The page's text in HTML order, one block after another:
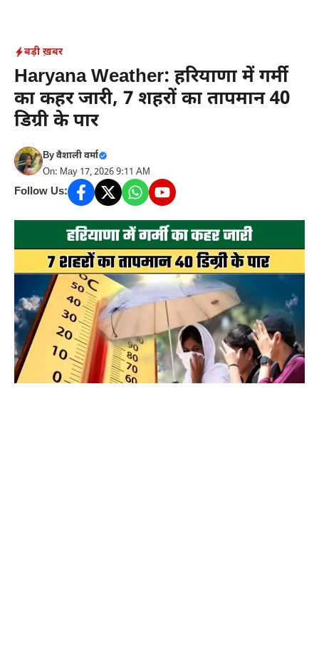
content
बड़ी ख़बर
Haryana Weather: हरियाणा में गर्मी
का कहर जारी, 7 शहरों का तापमान 40
डिग्री के पार
Byवैशाली वर्मा
On: May 17, 2026 9:11 AM
Follow Us: